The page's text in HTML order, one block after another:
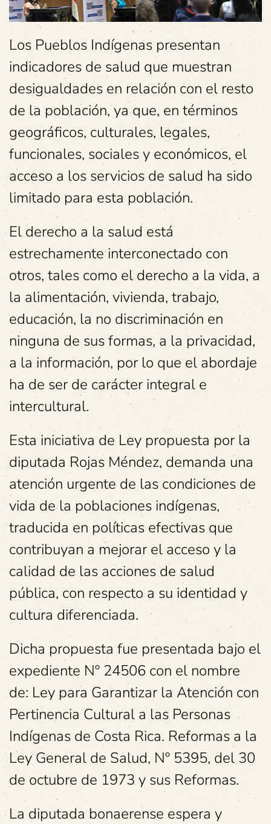
Los Pueblos Indígenas presentan
indicadores de salud que muestran
desigualdades en relación con el resto
de la población, ya que, en términos
geográficos, culturales, legales,
funcionales, sociales y económicos, el
acceso a los servicios de salud ha sido
limitado para esta población.
El derecho a la salud está
estrechamente interconectado con
otros, tales como el derecho a la vida, a
la alimentación, vivienda, trabajo,
educación, la no discriminación en
ninguna de sus formas, a la privacidad,
a la información, por lo que el abordaje
ha de ser de carácter integral e
intercultural.
Esta iniciativa de Ley propuesta por la
diputada Rojas Méndez, demanda una
atención urgente de las condiciones de
vida de la poblaciones indígenas,
traducida en políticas efectivas que
contribuyan a mejorar el acceso y la
calidad de las acciones de salud
pública, con respecto a su identidad y
cultura diferenciada.
Dicha propuesta fue presentada bajo el
expediente Nº 24506 con el nombre
de: Ley para Garantizar la Atención con
Pertinencia Cultural a las Personas
Indígenas de Costa Rica. Reformas a la
Ley General de Salud, Nº 5395, del 30
de octubre de 1973 y sus Reformas.
La diputada bonaerense espera y